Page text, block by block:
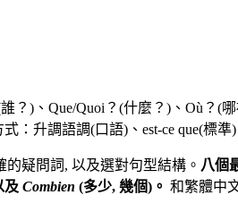
？)、Que/Quoi？(什麼？)、Où？(
：升調語調(口語)、est-ce que(標
疑問詞, 以及選對句型結構。 八個
及 Combien (多少, 幾個)。 和繁體中